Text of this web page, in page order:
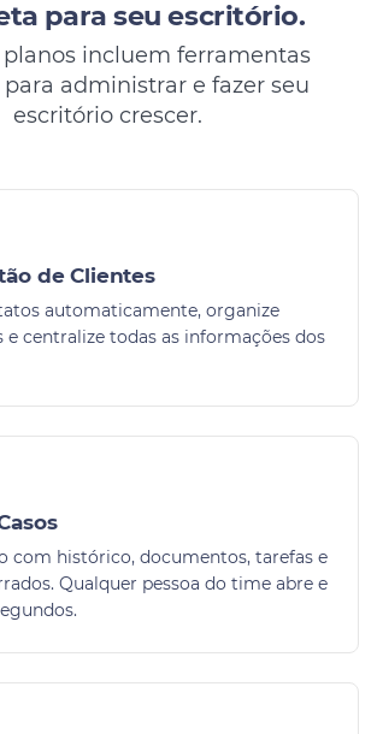
para seu escritório.
planos incluem ferramentas
administrar e fazer seu
escritório crescer.
de Clientes
automaticamente, organize
centralize todas as informações dos
com histórico, documentos, tarefas e
Qualquer pessoa do time abre e